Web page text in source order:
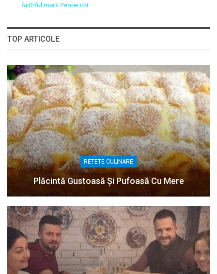
faithful mark Pentecost
TOP ARTICOLE
RETETE CULINARE
Plăcintă Gustoasă Și Pufoasă Cu Mere